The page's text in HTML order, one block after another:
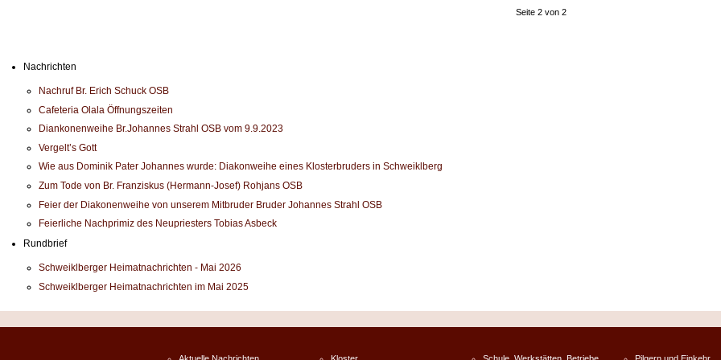
Seite 2 von 2
Nachrichten
Nachruf Br. Erich Schuck OSB
Cafeteria Olala Öffnungszeiten
Diankonenweihe Br.Johannes Strahl OSB vom 9.9.2023
Vergelt’s Gott
Wie aus Dominik Pater Johannes wurde: Diakonweihe eines Klosterbruders in Schweiklberg
Zum Tode von Br. Franziskus (Hermann-Josef) Rohjans OSB
Feier der Diakonenweihe von unserem Mitbruder Bruder Johannes Strahl OSB
Feierliche Nachprimiz des Neupriesters Tobias Asbeck
Rundbrief
Schweiklberger Heimatnachrichten - Mai 2026
Schweiklberger Heimatnachrichten im Mai 2025